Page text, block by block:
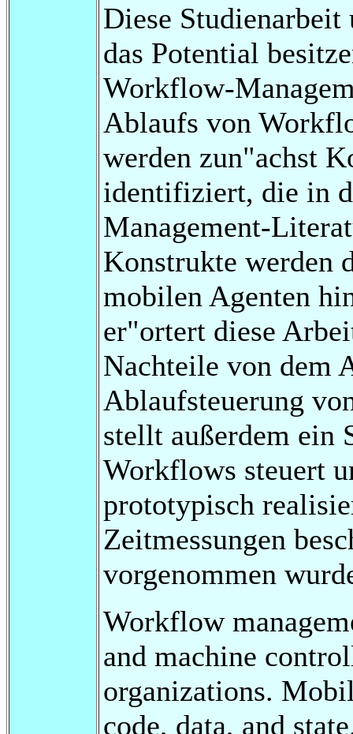
Diese
das Potential
Workflow-
Ablaufs von
werden zun"achst
identifiziert, die in
Management-
Konstrukte werden
mobilen Agenten
er"ortert diese
Nachteile von dem
Ablaufsteuerung
stellt außerdem ein
Workflows steuert
prototypisch
Zeitmessungen
vorgenommen
Workflow
and machine
organizations.
code, data, and